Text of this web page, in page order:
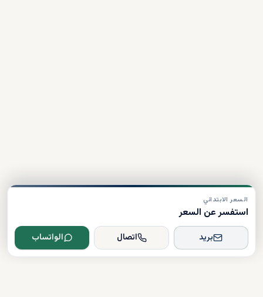
السعر الابتدائي
استفسر عن السعر
بريد اتصال الواتساب